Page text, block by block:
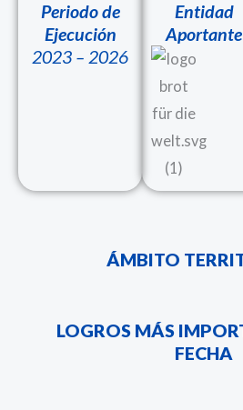
Periodo de
Ejecución
2023 – 2026
Entidad
Aportante
ÁMBITO
LOGROS MÁS
FECHA